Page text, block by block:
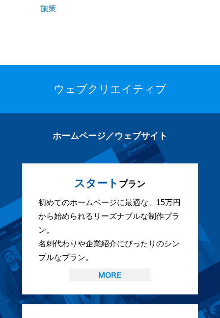
施策
ウェブクリエイティブ
ホームページ／ウェブサイト
スタート プラン
初めてのホームページに最適な、15万円
から始められるリーズナブルな制作プラ
ン。
名刺代わりや企業紹介にぴったりのシン
プルなプラン。